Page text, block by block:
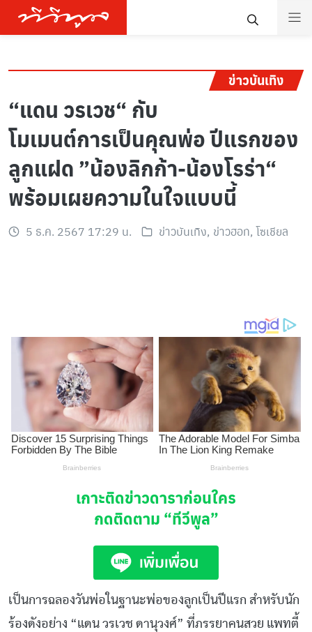
ข่าวบันเทิง
“แดน วรเวช“ กับ
โมเมนต์การเป็นคุณพ่อ ปีแรกของ
ลูกแฝด ”น้องลิกก้า-น้องโรร่า“
พร้อมเผยความในใจแบบนี้
5 ธ.ค. 2567 17:29 น. ข่าวบันเทิง, ข่าวฮอท, โซเชียล
เกาะติดข่าวดาราก่อนใคร
กดติดตาม “ทีวีพูล”
เป็นการฉลองวันพ่อในฐานะพ่อของลูกเป็นปีแรก สำหรับนัก
ร้องดังอย่าง “แดน วรเวช ดานุวงศ์” ที่ภรรยาคนสวย แพทตี้